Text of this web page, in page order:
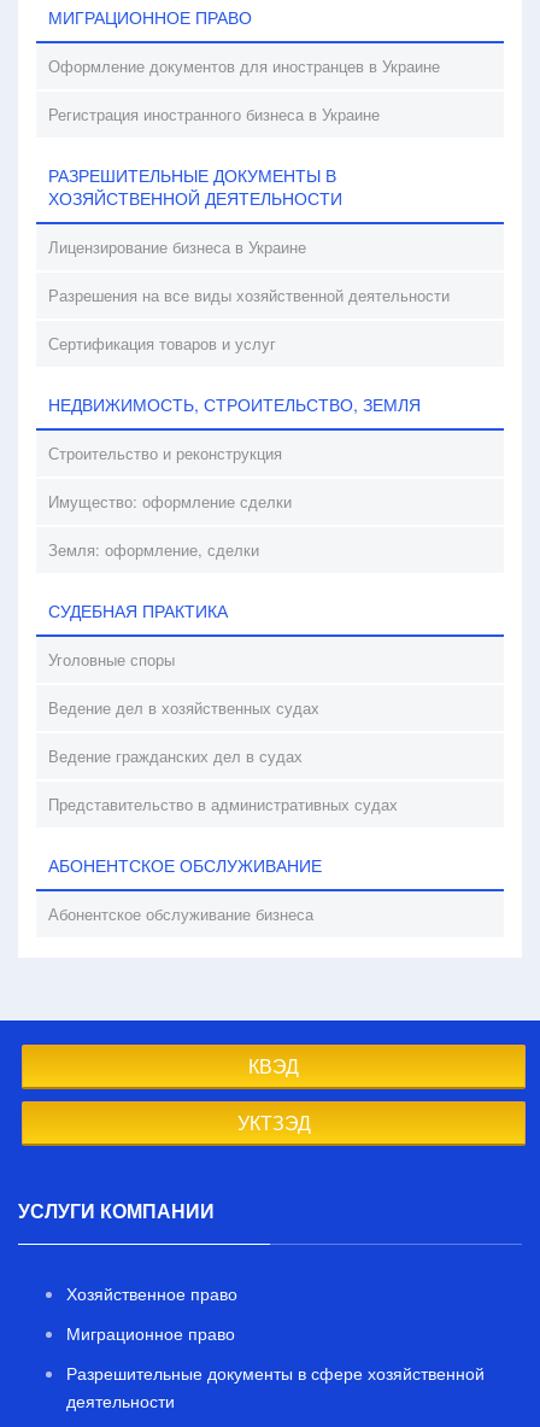
МИГРАЦИОННОЕ ПРАВО
Оформление документов для иностранцев в Украине
Регистрация иностранного бизнеса в Украине
РАЗРЕШИТЕЛЬНЫЕ ДОКУМЕНТЫ В
ХОЗЯЙСТВЕННОЙ ДЕЯТЕЛЬНОСТИ
Лицензирование бизнеса в Украине
Разрешения на все виды хозяйственной деятельности
Сертификация товаров и услуг
НЕДВИЖИМОСТЬ, СТРОИТЕЛЬСТВО, ЗЕМЛЯ
Строительство и реконструкция
Имущество: оформление сделки
Земля: оформление, сделки
СУДЕБНАЯ ПРАКТИКА
Уголовные споры
Ведение дел в хозяйственных судах
Ведение гражданских дел в судах
Представительство в административных судах
АБОНЕНТСКОЕ ОБСЛУЖИВАНИЕ
Абонентское обслуживание бизнеса
КВЭД
УКТЗЭД
УСЛУГИ КОМПАНИИ
Хозяйственное право
Миграционное право
Разрешительные документы в сфере хозяйственной
деятельности